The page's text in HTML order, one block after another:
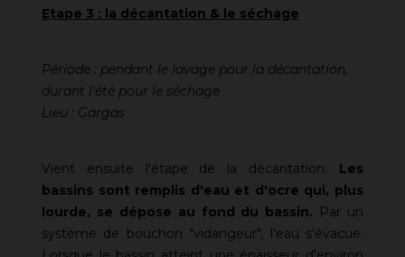
Etape 3 : la décantation & le séchage
Période : pendant le lavage pour la décantation,
durant l'été pour le séchage
Lieu : Gargas
Vient ensuite l'étape de la décantation. Les
bassins sont remplis d'eau et d'ocre qui, plus
lourde, se dépose au fond du bassin. Par un
système de bouchon "vidangeur", l'eau s'évacue.